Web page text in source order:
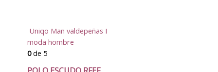
Uniqo Man valdepeñas I
moda hombre
0de 5